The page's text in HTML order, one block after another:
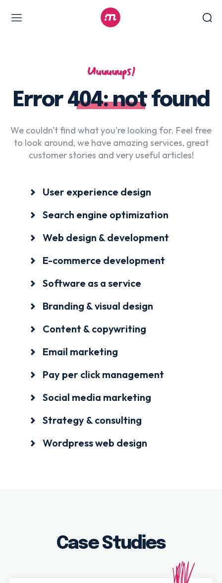
Branding & visual design
Software as a service
Web design & development
WordPress web design
Pay per click management
Search engine optimization
Strategy & consulting
Uuuuuups!
Error 404: not found
We couldn't find what you're looking for. Feel free
to look around, we have amazing services, great
customer stories and very useful articles!
User experience design
Search engine optimization
Web design & development
E-commerce development
Software as a service
Branding & visual design
Content & copywriting
Email marketing
Pay per click management
Social media marketing
Strategy & consulting
Wordpress web design
Case Studies